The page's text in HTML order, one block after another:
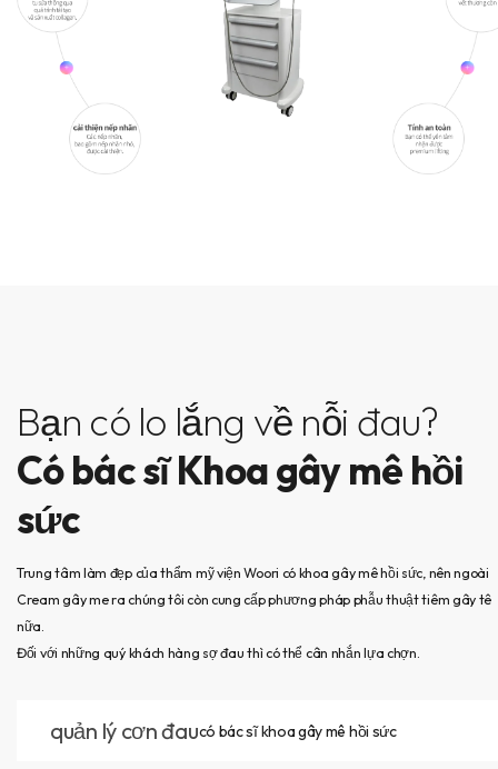
Bạn có lo lắng về nỗi đau?
Có bác sĩ Khoa gây mê hồi
sức
Trung tâm làm đẹp của thẩm mỹ viện Woori có khoa gây mê hồi sức, nên ngoài
Cream gây me ra chúng tôi còn cung cấp phương pháp phẫu thuật tiêm gây tê
nữa.
Đối với những quý khách hàng sợ đau thì có thể cân nhắn lựa chợn.
quản lý cơn đaucó bác sĩ khoa gây mê hồi sức